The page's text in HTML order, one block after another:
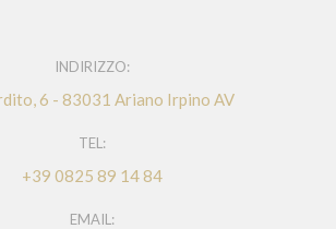
INDIRIZZO:
6 - 83031 Ariano Irpino AV
TEL:
+39 0825 89 14 84
EMAIL: